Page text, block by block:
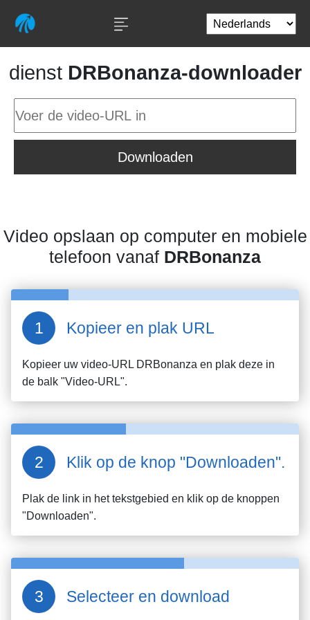
dienst DRBonanza-downloader
Downloaden
Video opslaan op computer en mobiele
telefoon vanaf DRBonanza
Kopieer en plak URL
Kopieer uw video-URL DRBonanza en plak deze in
de balk "Video-URL".
Klik op de knop "Downloaden".
Plak de link in het tekstgebied en klik op de knoppen
"Downloaden".
Selecteer en download